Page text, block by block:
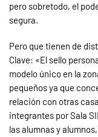
pero sobretodo, el
segura.
Pero que tienen de
Clave: «El sello
modelo único en la
pequeños ya que
relación con otras
integrantes por Sala
las alumnas y